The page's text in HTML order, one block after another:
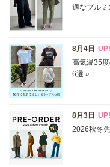
再入荷
在庫あり
カラー
ホワイト
ベージュ